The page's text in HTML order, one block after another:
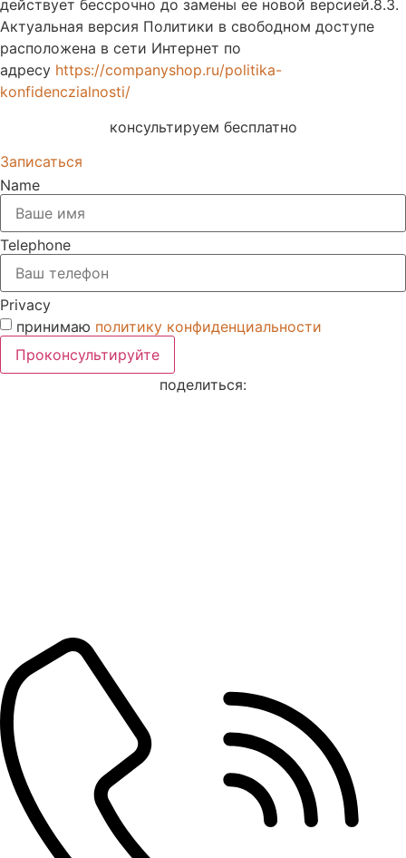
действует бессрочно до замены ее новой версией.8.3.
Актуальная версия Политики в свободном доступе
расположена в сети Интернет по
адресу https://companyshop.ru/politika-
konfidenczialnosti/
консультируем бесплатно
Записаться
Name
Telephone
Privacy
принимаю политику конфиденциальности
Проконсультируйте
поделиться: